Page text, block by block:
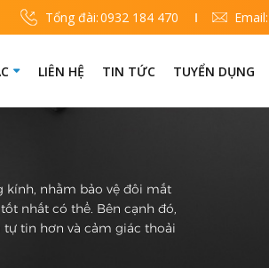
Tổng đài:0932 184 470 Email:
LIÊN HỆ TIN TỨC TUYỂN DỤNG
kính, nhằm bảo vệ đôi mắt
nhất có thể. Bên cạnh đó,
tin hơn và cảm giác thoải